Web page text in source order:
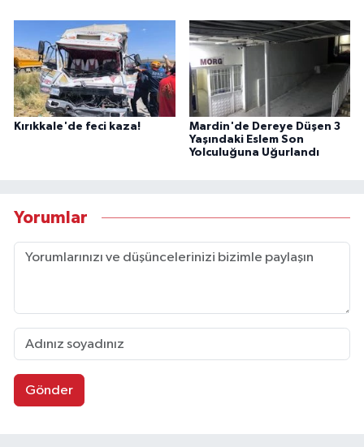
Kırıkkale'de feci kaza!
Mardin'de Dereye Düşen 3
Yaşındaki Eslem Son
Yolculuğuna Uğurlandı
Yorumlar
Gönder